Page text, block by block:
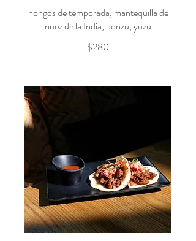
hongos de temporada, mantequilla de
nuez de la India, ponzu, yuzu
$280